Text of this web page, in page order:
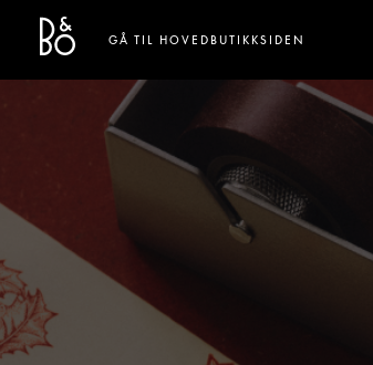
Bang & Olufsen - Exist to Create
Link Opens in New Tab
GÅ TIL HOVEDBUTIKKSIDEN